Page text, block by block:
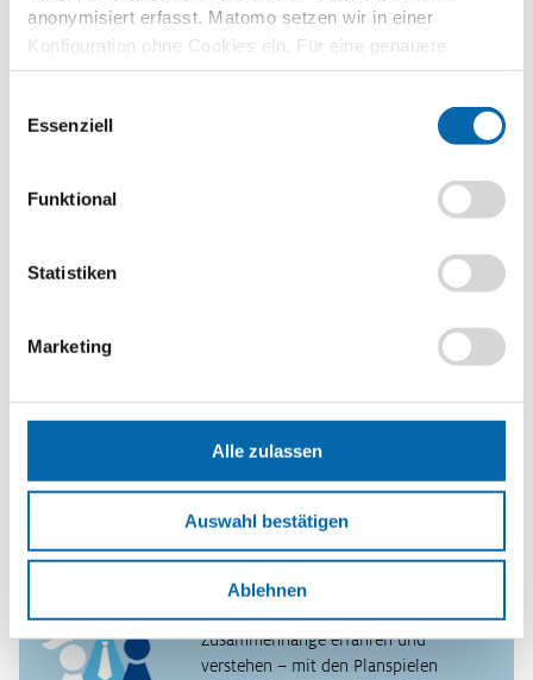
anonymisiert erfasst. Matomo setzen wir in einer
Konfiguration ohne Cookies ein. Für eine genauere
Analyse bitte wir Sie, auch den optional wählbaren
Essenziell
Funktional
Statistiken
Marketing
Alle zulassen
Auswahl bestätigen
Ablehnen
Zu den grundlegenden Unternehmensentscheidungen bei der
Gründung oder auch bei erfolgreichem Wachstum eines
Weiterlesen
Karrierestart im Netz: Was muss ich beachten?
Weiterlesen
Planspiele
Spielerisch wirtschaftliche
Zusammenhänge erfahren und
verstehen – mit den Planspielen